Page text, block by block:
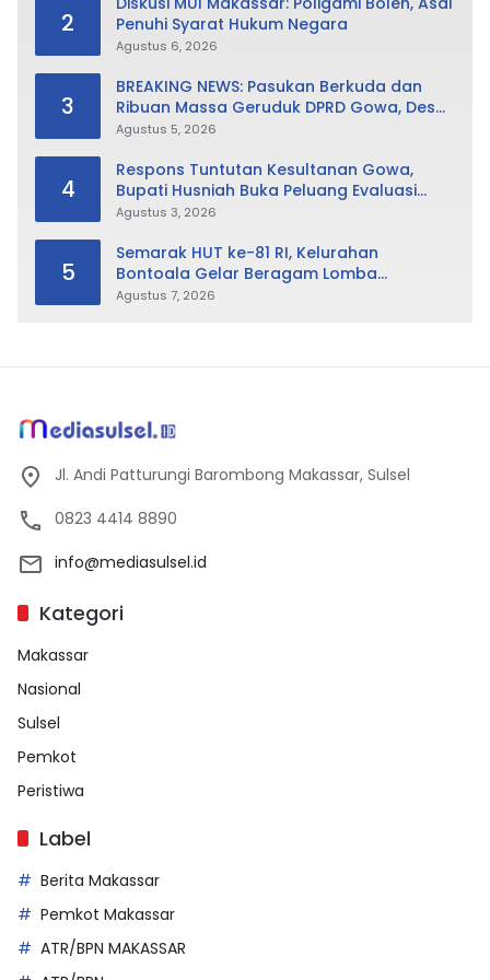
2
Penuhi Syarat Hukum Negara
Agustus 6, 2026
3
BREAKING NEWS: Pasukan Berkuda dan
Ribuan Massa Geruduk DPRD Gowa, Desak
Cabut Perda LAD
Agustus 5, 2026
4
Respons Tuntutan Kesultanan Gowa,
Bupati Husniah Buka Peluang Evaluasi
Perda LAD: Bisa Direvisi Bahkan Diganti
Agustus 3, 2026
5
Semarak HUT ke-81 RI, Kelurahan
Bontoala Gelar Beragam Lomba
Tradisional Libatkan Seluruh Warga
Agustus 7, 2026
Jl. Andi Patturungi Barombong Makassar, Sulsel
0823 4414 8890
info@mediasulsel.id
Kategori
Makassar
Nasional
Sulsel
Pemkot
Peristiwa
Label
Berita Makassar
Pemkot Makassar
ATR/BPN MAKASSAR